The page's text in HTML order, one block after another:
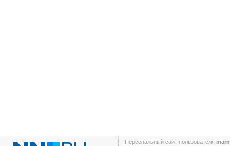
Персональный сайт пользователя